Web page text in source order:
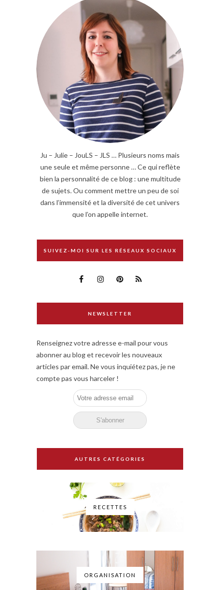
Ju – Julie – JouLS – JLS … Plusieurs noms mais
une seule et même personne … Ce qui reflète
bien la personnalité de ce blog : une multitude
de sujets. Ou comment mettre un peu de soi
dans l’immensité et la diversité de cet univers
que l’on appelle internet.
SUIVEZ-MOI SUR LES RÉSEAUX SOCIAUX
NEWSLETTER
Renseignez votre adresse e-mail pour vous
abonner au blog et recevoir les nouveaux
articles par email. Ne vous inquiétez pas, je ne
compte pas vous harceler !
AUTRES CATÉGORIES
RECETTES
ORGANISATION